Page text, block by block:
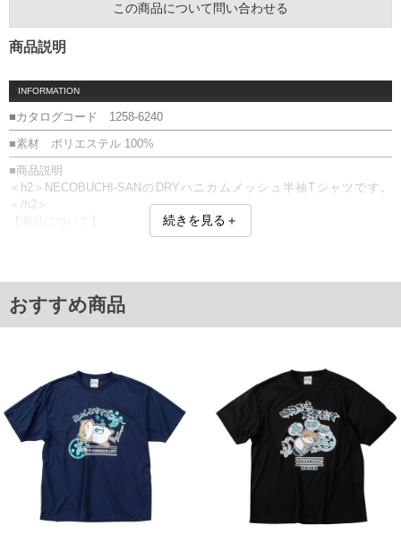
この商品について問い合わせる
商品説明
INFORMATION
■カタログコード 1258-6240
■素材 ポリエステル 100%
■商品説明
＜h2＞NECOBUCHI-SANのDRYハニカムメッシュ半袖Tシャツです。
＜/h2＞
こちらは入荷待ち商品になります。
■サイズ表
4L/140/80/140/60/25
5L/150/82/150/62/26
6L/160/84/160/64/27
8L/180/88/180/68/29
単位はcm
※【返品交換について】
返品交換希望の方は、商品到着後1週間以内にご連絡ください。
下着(肌着)やワイシャツは商品の性質上、返品交換不可とさせて頂いております。予め
ご了承くださいませ。
続きを見る＋
おすすめ商品